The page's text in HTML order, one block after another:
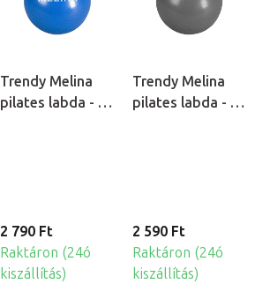
Trendy Melina
pilates labda - Ø
2 790 Ft
Raktáron (24ó
kiszállítás)
Trendy Melina
pilates labda - Ø
2 590 Ft
Raktáron (24ó
kiszállítás)